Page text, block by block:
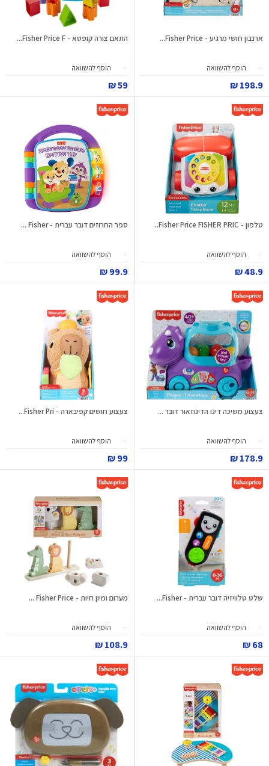
ארנבון חושי מרגיע - Fisher Price...
הוסף להשוואה
198.9 ₪
התאם צורה קופסא - Fisher Price F...
הוסף להשוואה
59 ₪
טלפון - Fisher Price FISHER PRIC...
הוסף להשוואה
48.9 ₪
ספר החרוזים דובר עברית - Fisher ...
הוסף להשוואה
99.9 ₪
צעצוע משיכה דינו הדינוזאור דובר ...
הוסף להשוואה
178.9 ₪
צעצוע חושים קפיבארה - Fisher Pri...
הוסף להשוואה
99 ₪
שלט טלוויזיה דובר עברית - Fisher...
הוסף להשוואה
68 ₪
מערום ומיון חיות - Fisher Price ...
הוסף להשוואה
108.9 ₪